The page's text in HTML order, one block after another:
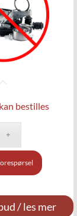
bestilles
/ les mer